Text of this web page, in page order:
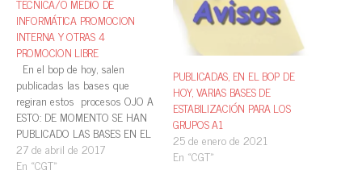
INFORMÁTICA PROMOCION
INTERNA Y OTRAS 4
PROMOCION LIBRE
En el bop de hoy, salen
publicadas las bases que
regiran estos procesos OJO A
ESTO: DE MOMENTO SE HAN
PUBLICADO LAS BASES EN EL
BOP, todavia no se tienen que
echar instancias El plazo de
27 de abril de 2017
En «CGT»
PUBLICADAS, EN EL BOP DE
HOY, VARIAS BASES DE
ESTABILIZACIÓN PARA LOS
GRUPOS A1
25 de enero de 2021
En «CGT»